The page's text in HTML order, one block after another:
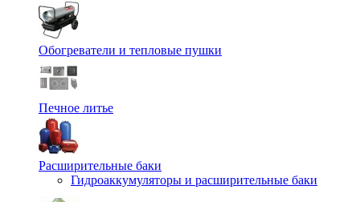
Обогреватели и тепловые пушки
Печное литье
Расширительные баки
Гидроаккумуляторы и расширительные баки